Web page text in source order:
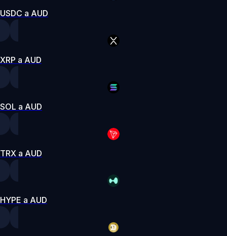
USDC a AUD
XRP a AUD
SOL a AUD
TRX a AUD
HYPE a AUD